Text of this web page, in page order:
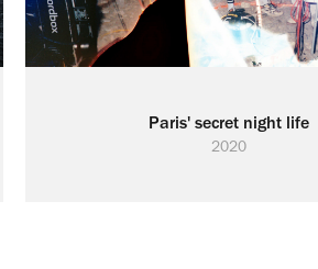
Paris' secret night life
2020